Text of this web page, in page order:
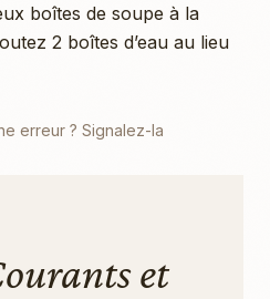
boîtes de soupe à la
2 boîtes d’eau au lieu
erreur ? Signalez-la
et